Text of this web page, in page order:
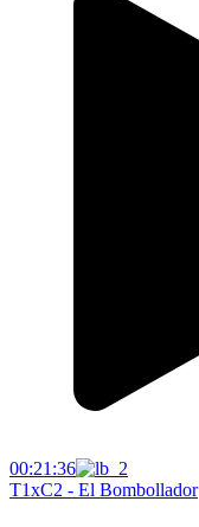
00:21:36
T1xC2 - El Bombollador